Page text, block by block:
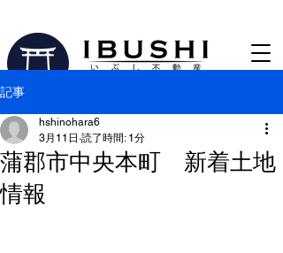
記事
蒲郡市中央本町 新着土地
情報
hshinohara6
3月11日 読了時間: 1分